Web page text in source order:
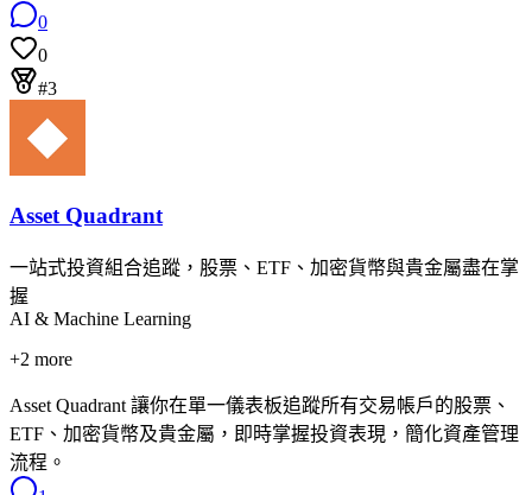
0
0
#3
Asset Quadrant
一站式投資組合追蹤，股票、ETF、加密貨幣與貴金屬盡在掌
握
AI & Machine Learning
+2 more
Asset Quadrant 讓你在單一儀表板追蹤所有交易帳戶的股票、
ETF、加密貨幣及貴金屬，即時掌握投資表現，簡化資產管理
流程。